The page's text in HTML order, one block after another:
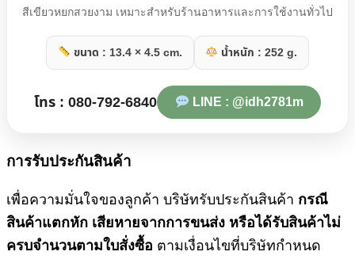
สีเขียวหยกสวยงาม เหมาะสำหรับร้านอาหารและการใช้งานทั่วไป
ขนาด : 13.4 × 4.5 cm. น้ำหนัก : 252 g.
โทร : 080-792-6840 LINE : @idh2781m
การรับประกันสินค้า
เพื่อความมั่นใจของลูกค้า บริษัทรับประกันสินค้า กรณี
สินค้าแตกหัก เสียหายจากการขนส่ง หรือได้รับสินค้าไม่
ครบจำนวนตามใบสั่งซื้อ ตามเงื่อนไขที่บริษัทกำหนด